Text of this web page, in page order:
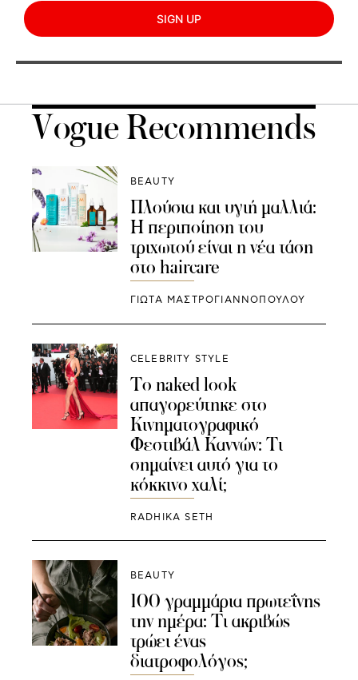
SIGN UP
Vogue Recommends
BEAUTY
Πλούσια και υγιή μαλλιά:
Η περιποίηση του
τριχωτού είναι η νέα τάση
στο haircare
ΓΙΩΤΑ ΜΑΣΤΡΟΓΙΑΝΝΟΠΟΥΛΟΥ
CELEBRITY STYLE
Το naked look
απαγορεύτηκε στο
Κινηματογραφικό
Φεστιβάλ Καννών: Τι
σημαίνει αυτό για το
κόκκινο χαλί;
RADHIKA SETH
BEAUTY
100 γραμμάρια πρωτεΐνης
την ημέρα: Τι ακριβώς
τρώει ένας
διατροφολόγος;